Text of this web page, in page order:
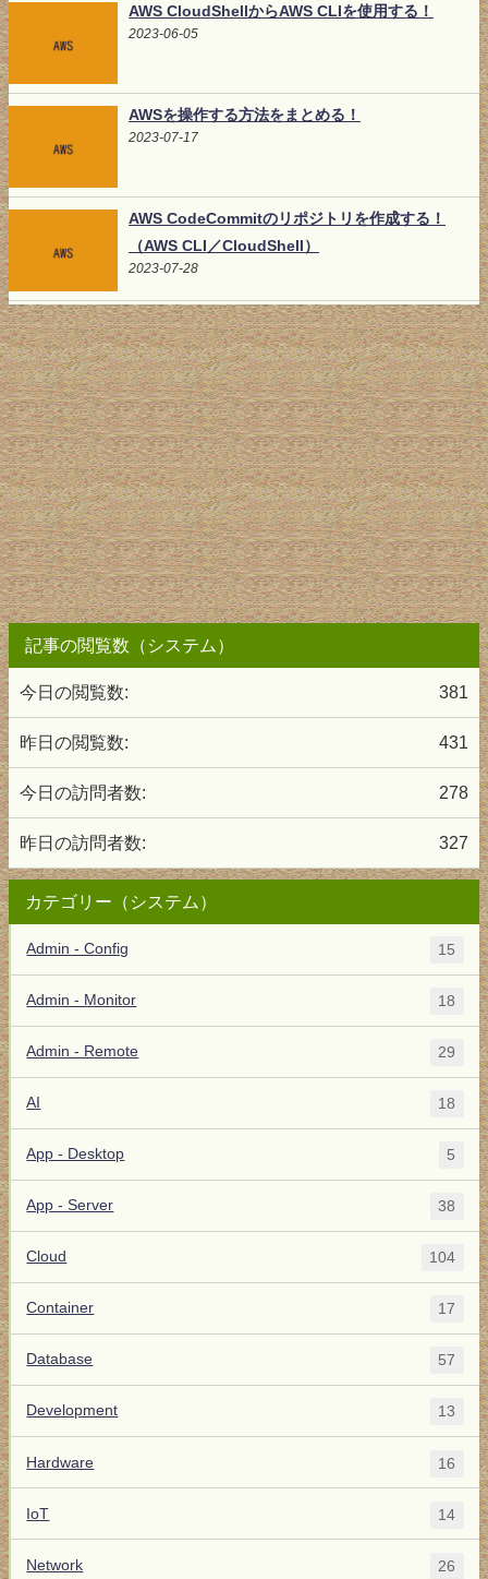
AWS CloudShellからAWS CLIを使用する！
2023-06-05
AWSを操作する方法をまとめる！
2023-07-17
AWS CodeCommitのリポジトリを作成する！
（AWS CLI／CloudShell）
2023-07-28
記事の閲覧数（システム）
381
今日の閲覧数:
431
昨日の閲覧数:
278
今日の訪問者数:
327
昨日の訪問者数:
カテゴリー（システム）
Admin - Config 15
Admin - Monitor 18
Admin - Remote 29
AI 18
App - Desktop 5
App - Server 38
Cloud 104
Container 17
Database 57
Development 13
Hardware 16
IoT 14
Network 26